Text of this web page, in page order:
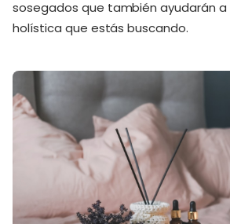
sosegados que también ayudarán
holística que estás buscando.